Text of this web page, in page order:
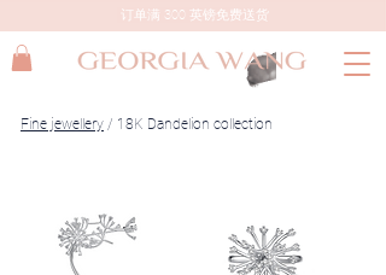
订单满 300 英镑免费送货
Fine jewellery / 18K Dandelion collection